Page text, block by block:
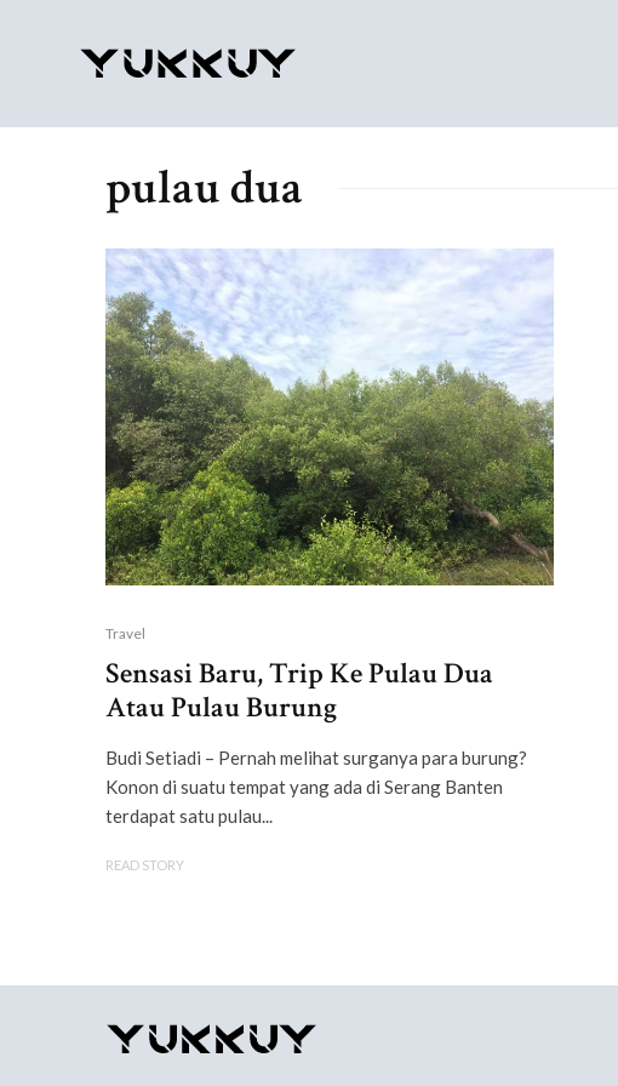
pulau dua
Travel
Sensasi Baru, Trip Ke Pulau Dua
Atau Pulau Burung
Budi Setiadi – Pernah melihat surganya para burung?
Konon di suatu tempat yang ada di Serang Banten
terdapat satu pulau...
READ STORY